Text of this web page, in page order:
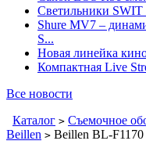
Светильники SWIT
Shure MV7 –
S...
Новая линейка
Компактная Live
Все новости
Каталог > Съемочное
Beillen > Beillen BL-F1170